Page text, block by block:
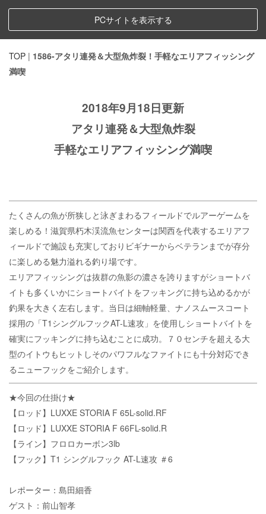
PCサイトを表示する
TOP | 1586-アタリ連発＆大型魚炸裂！手軽なエリアフィッシング
満喫
2018年9月18日更新
アタリ連発＆大型魚炸裂
手軽なエリアフィッシング満喫
たくさんの魚が所狭しと泳ぎまわるフィールドでルアーゲームを
楽しめる！滋賀県朽木渓流魚センターは関西を代表するエリアフ
ィールドで施設も充実しておりビギナーからベテランまでが存分
に楽しめる魅力溢れる釣り場です。
エリアフィッシングは抜群の魚影の濃さを誇りますがショートバ
イトも多くいかにショートバイトをフッキングに持ち込めるかが
釣果を大きく左右します。当日は細軸軽量、ナノスムースコート
採用の「T1シングルフックAT-L速攻」を使用しショートバイトを
確実にフッキングに持ち込むことに成功。７０センチを超える大
型のイトウもヒットしそのパワフルなファイトにも十分対応でき
るニューフックをご紹介します。
★今回の仕掛け★
【ロッド】LUXXE STORIA F 65L-solid.RF
【ロッド】LUXXE STORIA F 66FL-solid.R
【ライン】フロロカーボン3lb
【フック】T1 シングルフック AT-L速攻 ＃6
レポーター：島田細香
ゲスト：前山智孝